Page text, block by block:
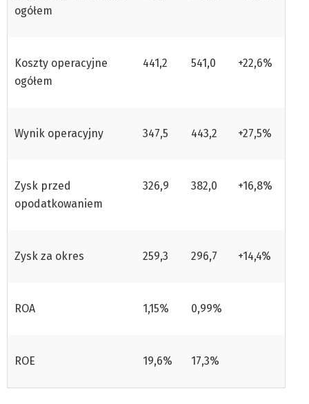
ogółem
Koszty operacyjne
ogółem
441,2 541,0 +22,6%
Wynik operacyjny 347,5 443,2 +27,5%
Zysk przed
opodatkowaniem
326,9 382,0 +16,8%
Zysk za okres 259,3 296,7 +14,4%
ROA 1,15% 0,99%
ROE 19,6% 17,3%